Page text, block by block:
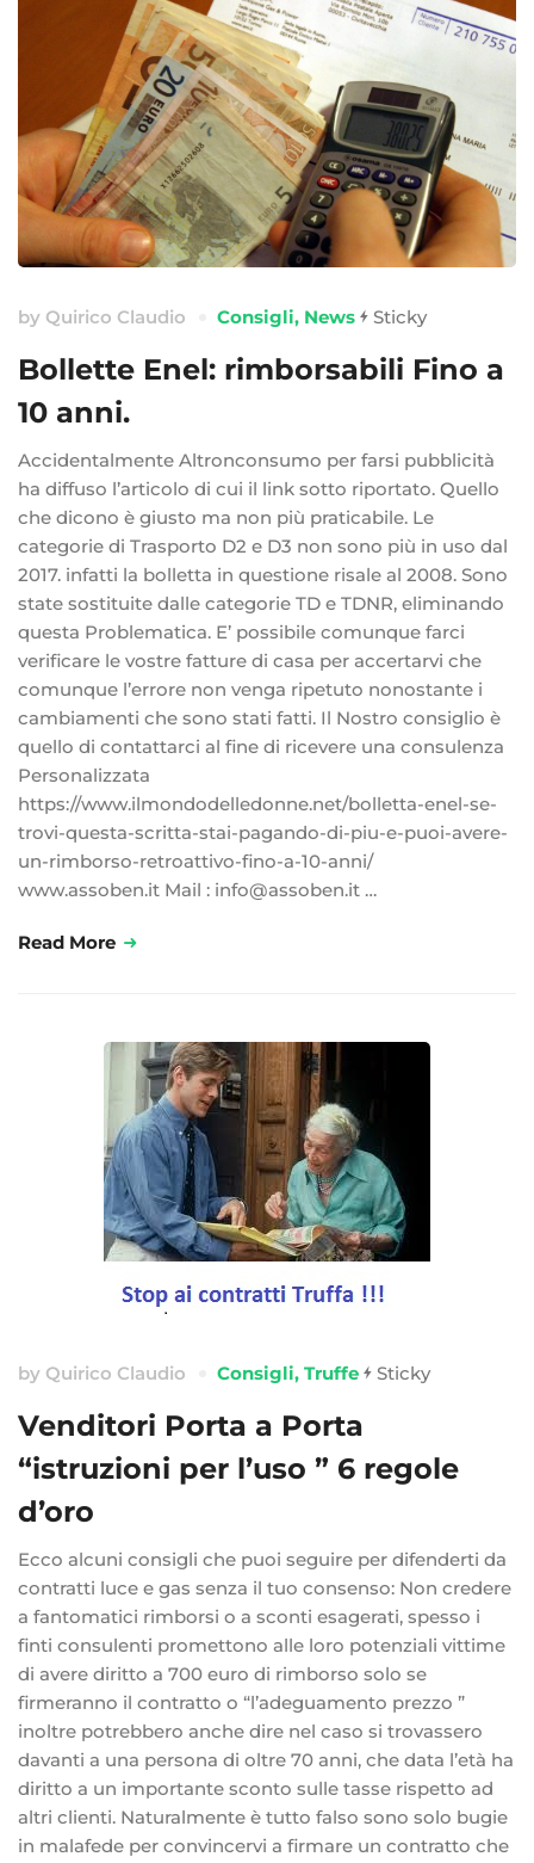
by Quirico Claudio Consigli, News Sticky
Bollette Enel: rimborsabili Fino a
10 anni.
Accidentalmente Altronconsumo per farsi pubblicità
ha diffuso l’articolo di cui il link sotto riportato. Quello
che dicono è giusto ma non più praticabile. Le
categorie di Trasporto D2 e D3 non sono più in uso dal
2017. infatti la bolletta in questione risale al 2008. Sono
state sostituite dalle categorie TD e TDNR, eliminando
questa Problematica. E’ possibile comunque farci
verificare le vostre fatture di casa per accertarvi che
comunque l’errore non venga ripetuto nonostante i
cambiamenti che sono stati fatti. Il Nostro consiglio è
quello di contattarci al fine di ricevere una consulenza
Personalizzata
https://www.ilmondodelledonne.net/bolletta-enel-se-
trovi-questa-scritta-stai-pagando-di-piu-e-puoi-avere-
un-rimborso-retroattivo-fino-a-10-anni/
www.assoben.it Mail : info@assoben.it …
Read More
by Quirico Claudio Consigli, Truffe Sticky
Venditori Porta a Porta
“istruzioni per l’uso ” 6 regole
d’oro
Ecco alcuni consigli che puoi seguire per difenderti da
contratti luce e gas senza il tuo consenso: Non credere
a fantomatici rimborsi o a sconti esagerati, spesso i
finti consulenti promettono alle loro potenziali vittime
di avere diritto a 700 euro di rimborso solo se
firmeranno il contratto o “l’adeguamento prezzo ”
inoltre potrebbero anche dire nel caso si trovassero
davanti a una persona di oltre 70 anni, che data l’età ha
diritto a un importante sconto sulle tasse rispetto ad
altri clienti. Naturalmente è tutto falso sono solo bugie
in malafede per convincervi a firmare un contratto che